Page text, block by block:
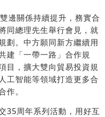
邊關係持續提升，務實合
同總理先生舉行會見，就
劃。中方願同新方繼續用
建「一帶一路」合作規
目，擴大雙向貿易投資規
工智能等領域打造更多合
作。
35周年系列活動，用好互